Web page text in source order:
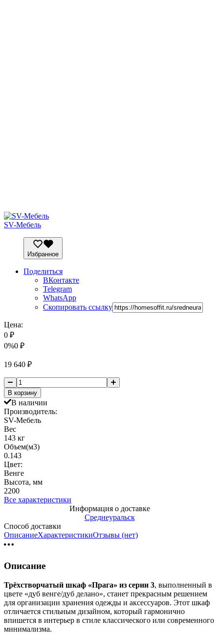
SV-Мебель
Избранное
Поделиться
ВКонтакте
Telegram
WhatsApp
Скопировать ссылку
Цена:
0 ₽
0%0 ₽
19 640 ₽
В корзину
В наличии
Производитель:
SV-Мебель
Вес
143 кг
Объем(м3)
0.143
Цвет:
Венге
Высота, мм
2200
Все характеристики
Информация о доставке
Среднеуральск
Способ доставки
ОписаниеХарактеристикиОтзывы (нет)
Описание
Трёхстворчатый шкаф «Прага» из серии 3, выполненный в
цвете «дуб венге/дуб делано», станет прекрасным решением
для организации хранения одежды и аксессуаров. Этот шкаф
отличается стильным дизайном, который гармонично
впишется в интерьер в стиле классического или современного
минимализма.